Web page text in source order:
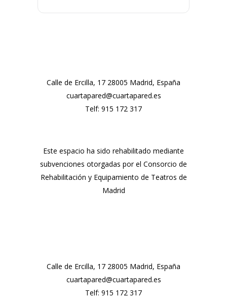
Calle de Ercilla, 17 28005 Madrid, España
cuartapared@cuartapared.es
Telf: 915 172 317
Este espacio ha sido rehabilitado mediante
subvenciones otorgadas por el Consorcio de
Rehabilitación y Equipamiento de Teatros de
Madrid
Calle de Ercilla, 17 28005 Madrid, España
cuartapared@cuartapared.es
Telf: 915 172 317